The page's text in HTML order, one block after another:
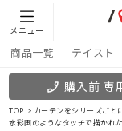
メニュー
商品一覧 テイスト
購入前 専
TOP カーテンをシリーズごと
水彩画のようなタッチで描かれ